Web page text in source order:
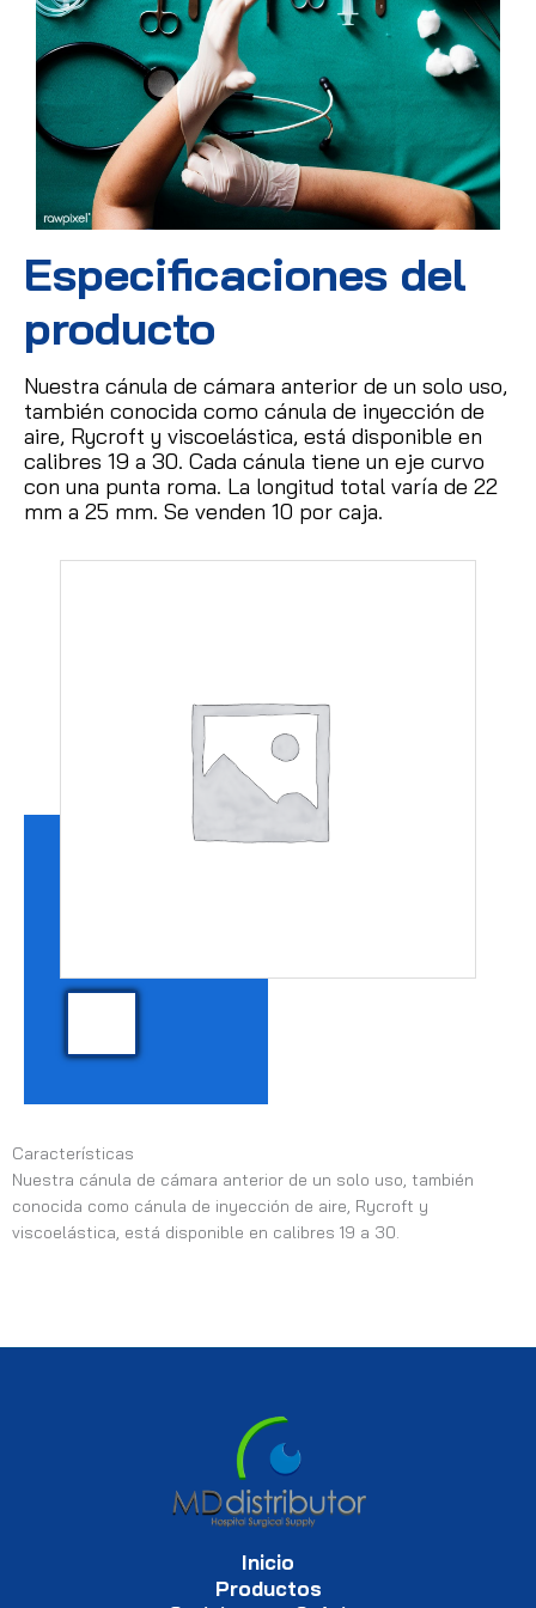
Especificaciones del
producto
Nuestra cánula de cámara anterior de un solo uso,
también conocida como cánula de inyección de
aire, Rycroft y viscoelástica, está disponible en
calibres 19 a 30. Cada cánula tiene un eje curvo
con una punta roma. La longitud total varía de 22
mm a 25 mm. Se venden 10 por caja.
Características
Nuestra cánula de cámara anterior de un solo uso, también
conocida como cánula de inyección de aire, Rycroft y
viscoelástica, está disponible en calibres 19 a 30.
Inicio
Productos